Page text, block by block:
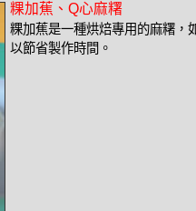
粿加蕉、Q心麻糬
粿加蕉是一種烘焙專用的麻糬，
以節省製作時間。